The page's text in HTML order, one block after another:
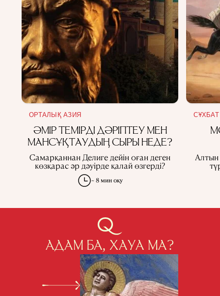
ОРТАЛЫҚ АЗИЯ
ӘМІР ТЕМІРДІ ДӘРІПТЕУ МЕН
МАНСҰҚТАУДЫҢ СЫРЫ НЕДЕ?
Самарқаннан Делиге дейін оған деген
көзқарас әр дәуірде қалай өзгерді?
~ 8 мин оқу
СҰХБАТ
Алтын
АДАМ БА, ХАУА МА?